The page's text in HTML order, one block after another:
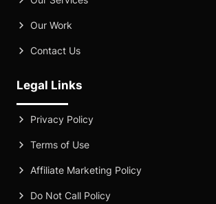
Our Work
Contact Us
Legal Links
Privacy Policy
Terms of Use
Affiliate Marketing Policy
Do Not Call Policy